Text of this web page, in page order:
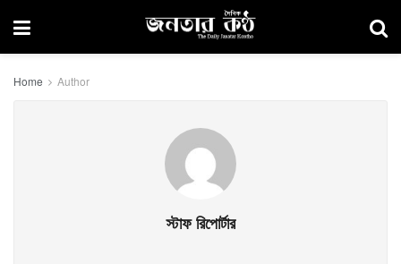
Home Author
স্টাফ রিপোর্টার